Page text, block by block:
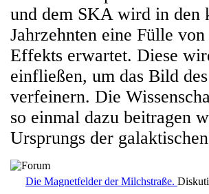
und dem SKA wird in den
Jahrzehnten eine Fülle
Effekts erwartet. Diese
einfließen, um das Bild
verfeinern. Die
so einmal dazu beitragen
Ursprungs der
Die Magnetfelder der Milchstraße.